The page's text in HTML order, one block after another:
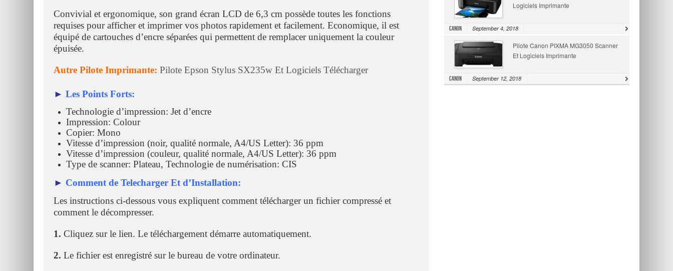
Convivial et ergonomique, son grand écran LCD de 6,3 cm possède toutes les fonctions
requises pour afficher et imprimer vos photos rapidement et facilement. Economique, il est
équipé de cartouches d’encre séparées qui permettent de remplacer uniquement la couleur
épuisée.
Autre Pilote Imprimante: Pilote Epson Stylus SX235w Et Logiciels Télécharger
► Les Points Forts:
Technologie d’impression: Jet d’encre
Impression: Colour
Copier: Mono
Vitesse d’impression (noir, qualité normale, A4/US Letter): 36 ppm
Vitesse d’impression (couleur, qualité normale, A4/US Letter): 36 ppm
Type de scanner: Plateau, Technologie de numérisation: CIS
► Comment de Telecharger Et d’Installation:
Les instructions ci-dessous vous expliquent comment télécharger un fichier compressé et
comment le décompresser.
1. Cliquez sur le lien. Le téléchargement démarre automatiquement.
2. Le fichier est enregistré sur le bureau de votre ordinateur.
Logiciels Imprimante
Canon September 4, 2018
Pilote Canon PIXMA MG3050 Scanner
Et Logiciels Imprimante
Canon September 12, 2018